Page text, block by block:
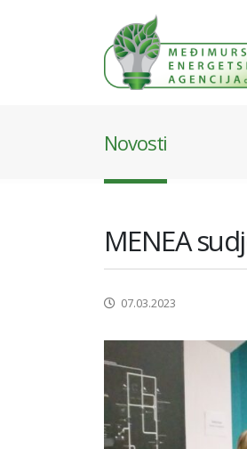
Novosti
MENEA
07.03.2023